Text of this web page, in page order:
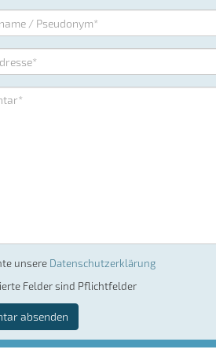
unsere Datenschutzerklärung
Felder sind Pflichtfelder
absenden